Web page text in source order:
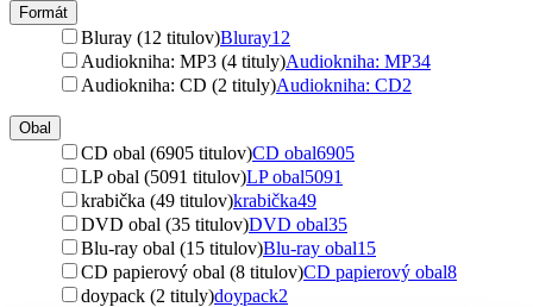
Formát
Bluray (12 titulov)Bluray12
Audiokniha: MP3 (4 tituly)Audiokniha: MP34
Audiokniha: CD (2 tituly)Audiokniha: CD2
Obal
CD obal (6905 titulov)CD obal6905
LP obal (5091 titulov)LP obal5091
krabička (49 titulov)krabička49
DVD obal (35 titulov)DVD obal35
Blu-ray obal (15 titulov)Blu-ray obal15
CD papierový obal (8 titulov)CD papierový obal8
doypack (2 tituly)doypack2